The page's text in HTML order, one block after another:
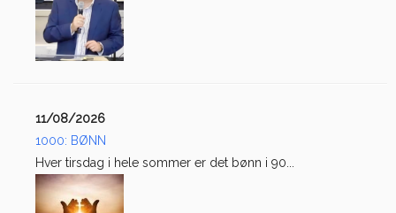
11/08/2026
1000: BØNN
Hver tirsdag i hele sommer er det bønn i 90...